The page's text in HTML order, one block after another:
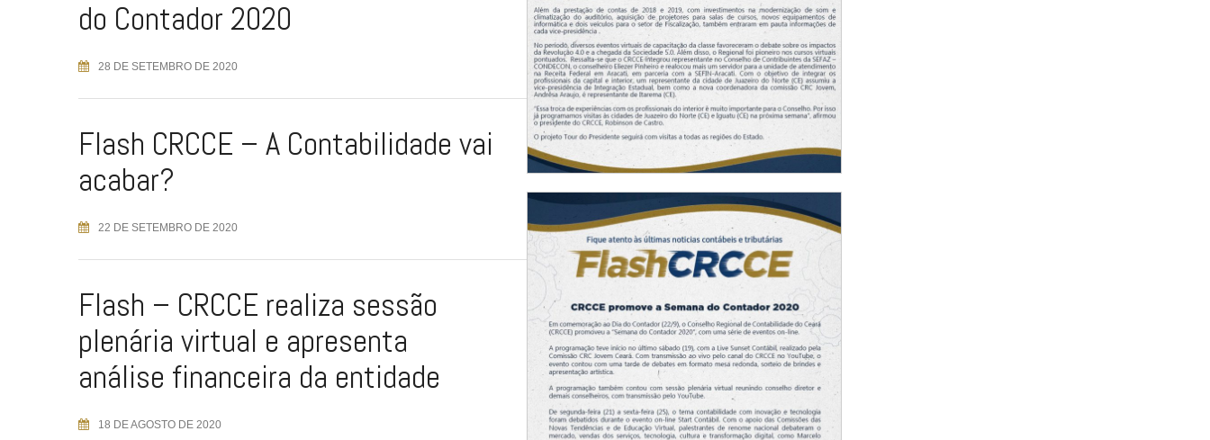
do Contador 2020
28 DE SETEMBRO DE 2020
Flash CRCCE – A Contabilidade vai
acabar?
22 DE SETEMBRO DE 2020
Flash – CRCCE realiza sessão
plenária virtual e apresenta
análise financeira da entidade
18 DE AGOSTO DE 2020